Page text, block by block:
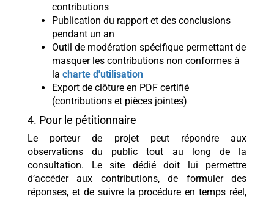
contributions
Publication du rapport et des conclusions
pendant un an
Outil de modération spécifique permettant de
masquer les contributions non conformes à
la charte d'utilisation
Export de clôture en PDF certifié
(contributions et pièces jointes)
4. Pour le pétitionnaire
Le porteur de projet peut répondre aux
observations du public tout au long de la
consultation. Le site dédié doit lui permettre
d’accéder aux contributions, de formuler des
réponses, et de suivre la procédure en temps réel,